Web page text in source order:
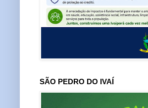
SÃO PEDRO DO IVAÍ